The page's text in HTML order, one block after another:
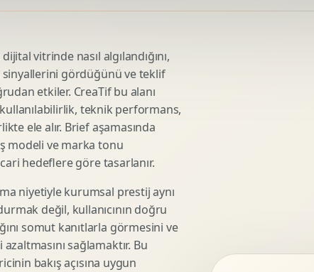
Influencer Kampanya Tasarimi
3D Urun Modelleme
Mimari 3D Gorsellestirme
Endustriyel Modelleme
Low Poly Modelleme
High Poly Modelleme
3D Render Alma
Teknik Modelleme
vitrinde nasıl algılandığını,
sinyallerini gördüğünü ve teklif
etkiler. CreaTif bu alanı
teknik performans,
ele alır. Brief aşamasında
modeli ve marka tonu
hedeflere göre tasarlanır.
niyetiyle kurumsal prestij aynı
değil, kullanıcının doğru
somut kanıtlarla görmesini ve
sağlamaktır. Bu
bakış açısına uygun